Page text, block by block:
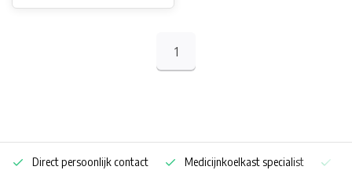
1
Direct persoonlijk contact Medicijnkoelkast specialist